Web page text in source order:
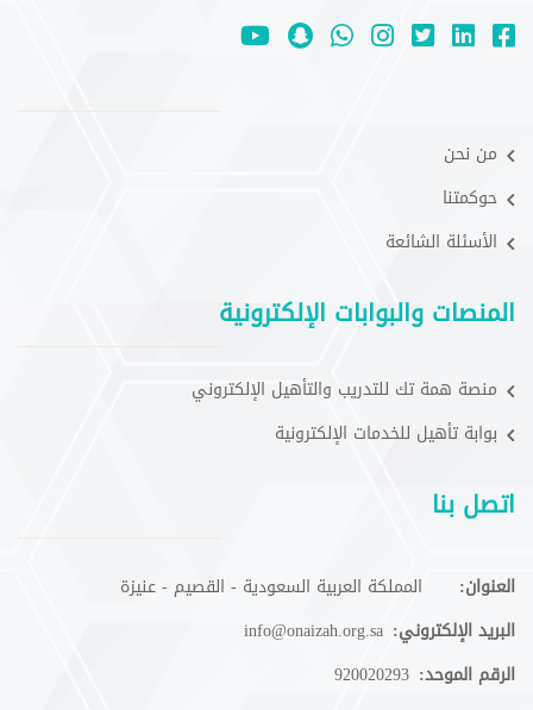
من نحن
حوكمتنا
الأسئلة الشائعة
المنصات والبوابات الإلكترونية
منصة همة تك للتدريب والتأهيل الإلكتروني
بوابة تأهيل للخدمات الإلكترونية
اتصل بنا
العنوان:
المملكة العربية السعودية - القصيم - عنيزة
البريد الإلكتروني: info@onaizah.org.sa
الرقم الموحد: 920020293